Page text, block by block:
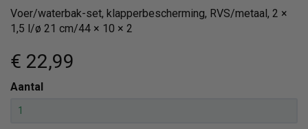
Voer/waterbak-set, klapperbescherming, RVS/metaal, 2 ×
1,5 l/ø 21 cm/44 × 10 × 2
€ 22,99
Aantal